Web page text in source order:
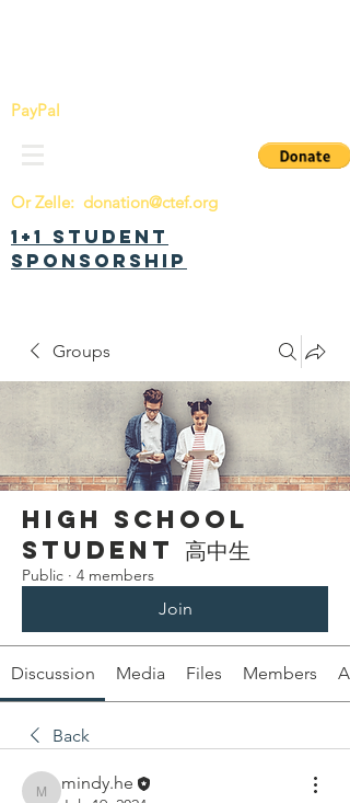
PayPal
Or Zelle: donation@ctef.org
1+1 Student
Sponsorship
Groups
High School
Student 高中生
Public · 4 members
Join
Discussion Media Files Members
Back
mindy.he
mindy.he